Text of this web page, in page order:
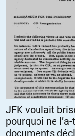
JFK voulait
pourquoi ne
documents